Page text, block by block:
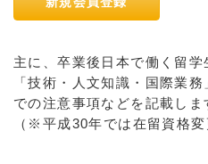
主に、卒業後日本で働く留
「技術・人文知識・国際業
での注意事項などを記載しま
（※平成30年では在留資格